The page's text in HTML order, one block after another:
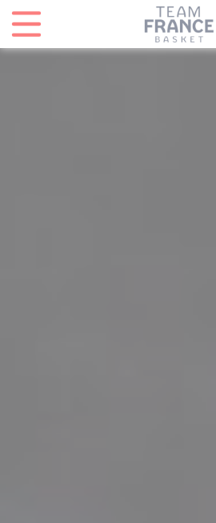
Panneau de gestion des cookies